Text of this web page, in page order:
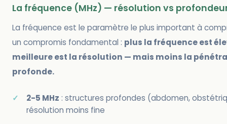
La fréquence (MHz) — résolution vs
La fréquence est le paramètre le plus important à
un compromis fondamental : plus la fréquence est
meilleure est la résolution — mais moins la
profonde.
2-5 MHz : structures profondes (abdomen,
résolution moins fine